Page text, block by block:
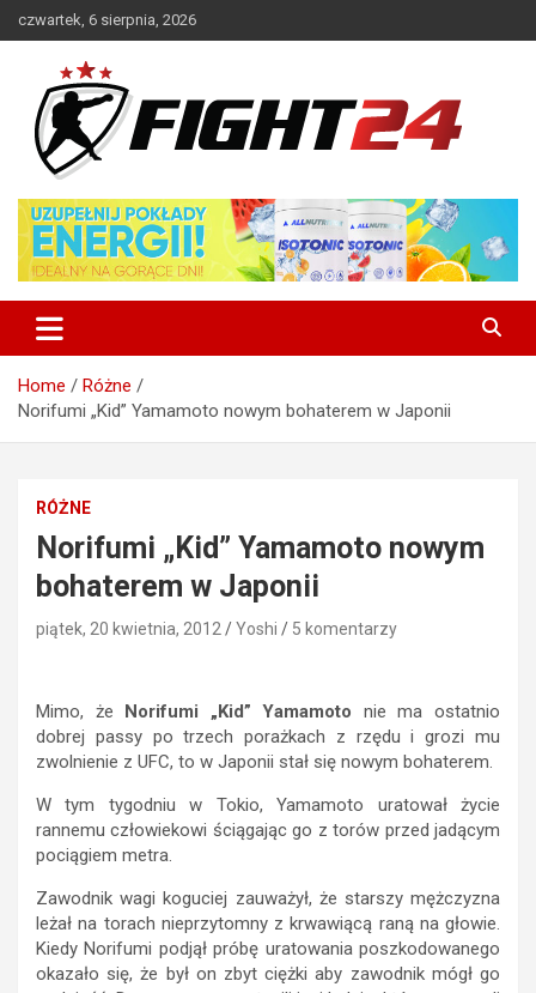
to
czwartek, 6 sierpnia, 2026
FIGHT24.PL – MMA i K-1, UFC
Home
Różne
Norifumi „Kid” Yamamoto nowym bohaterem w Japonii
RÓŻNE
Norifumi „Kid” Yamamoto nowym
bohaterem w Japonii
piątek, 20 kwietnia, 2012 Yoshi 5 komentarzy
Mimo, że Norifumi „Kid” Yamamoto nie ma ostatnio
dobrej passy po trzech porażkach z rzędu i grozi mu
zwolnienie z UFC, to w Japonii stał się nowym bohaterem.
W tym tygodniu w Tokio, Yamamoto uratował życie
rannemu człowiekowi ściągając go z torów przed jadącym
pociągiem metra.
Zawodnik wagi koguciej zauważył, że starszy mężczyzna
leżał na torach nieprzytomny z krwawiącą raną na głowie.
Kiedy Norifumi podjął próbę uratowania poszkodowanego
okazało się, że był on zbyt ciężki aby zawodnik mógł go